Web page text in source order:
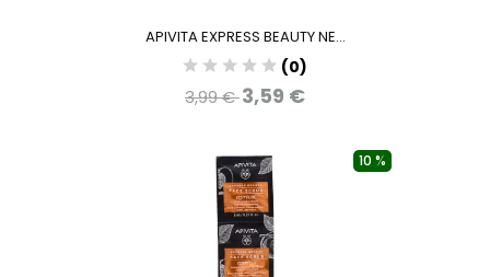
APIVITA EXPRESS BEAUTY NE...
(0)
3,99 €3,59 €
10 %